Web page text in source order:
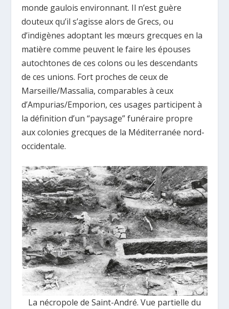
monde gaulois environnant. Il n’est guère
douteux qu’il s’agisse alors de Grecs, ou
d’indigènes adoptant les mœurs grecques en la
matière comme peuvent le faire les épouses
autochtones de ces colons ou les descendants
de ces unions. Fort proches de ceux de
Marseille/Massalia, comparables à ceux
d’Ampurias/Emporion, ces usages participent à
la définition d’un “paysage” funéraire propre
aux colonies grecques de la Méditerranée nord-
occidentale.
La nécropole de Saint-André. Vue partielle du